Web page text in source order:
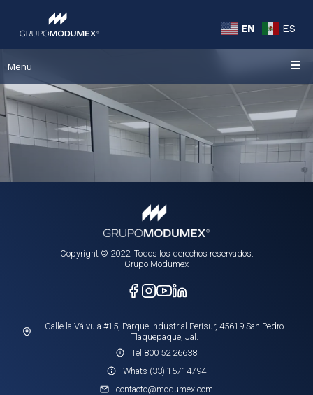
Menu
EN ES
Copyright © 2022. Todos los derechos reservados.
Grupo Modumex
Calle la Válvula #15, Parque Industrial Perisur, 45619 San Pedro
Tlaquepaque, Jal.
Tel 800 52 26638
Whats (33) 15714794
contacto@modumex.com